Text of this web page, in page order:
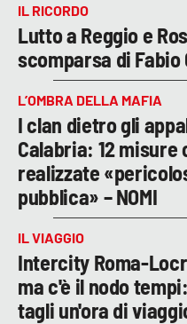
IL RICORDO
Lutto a Reggio e
scomparsa di Fabio
L’OMBRA DELLA MAFIA
I clan dietro gli
Calabria: 12
realizzate
pubblica» – NOMI
IL VIAGGIO
Intercity Roma-
ma c'è il nodo
tagli un'ora di